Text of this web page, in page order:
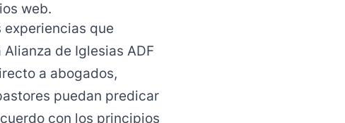
web.
experiencias que
de Iglesias ADF
a abogados,
puedan predicar
con los principios